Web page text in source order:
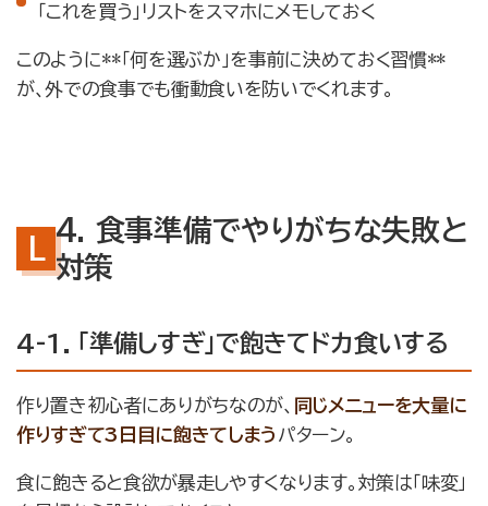
「これを買う」リストをスマホにメモしておく
このように**「何を選ぶか」を事前に決めておく習慣**
が、外での食事でも衝動食いを防いでくれます。
4. 食事準備でやりがちな失敗と
対策
4-1. 「準備しすぎ」で飽きてドカ食いする
作り置き初心者にありがちなのが、 同じメニューを大量に
作りすぎて3日目に飽きてしまう パターン。
食に飽きると食欲が暴走しやすくなります。対策は「味変」